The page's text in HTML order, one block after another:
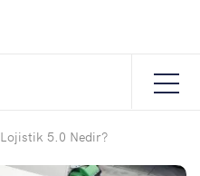
Lojistik 5.0 Nedir?